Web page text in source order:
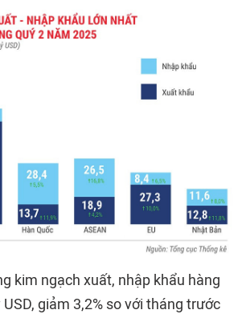
kim ngạch xuất, nhập khẩu hàng
giảm 3,2% so với tháng trước